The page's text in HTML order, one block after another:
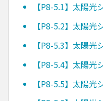
【P8-5.1】太陽光
【P8-5.2】太陽光
【P8-5.3】太陽光
【P8-5.4】太陽光
【P8-5.5】太陽光